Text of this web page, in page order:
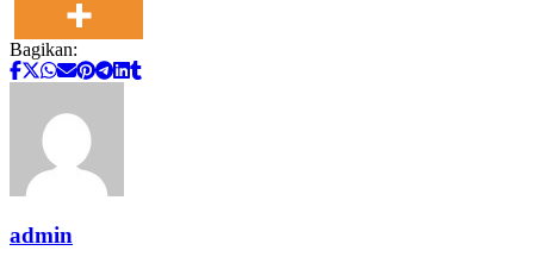
Bagikan:
admin